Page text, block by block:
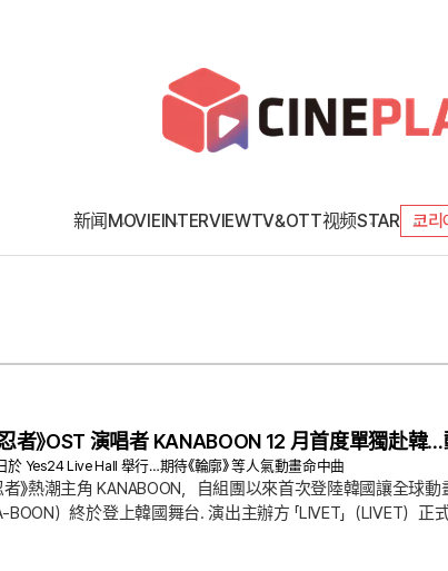
新闻MOVIEINTERVIEWTV&OTT视频STAR 코리
者》OST 演唱者 KANABOON 12 月首度單獨赴韓
於 Yes24 Live Hall 舉行…期待《輪廓》 等人氣動畫命中曲
者》熱潮主角 KANABOON，自組團以來首次登陸韓國讓全球
BOON）終於登上韓國舞台. 演出主辦方 「LIVET」（LIVET）正